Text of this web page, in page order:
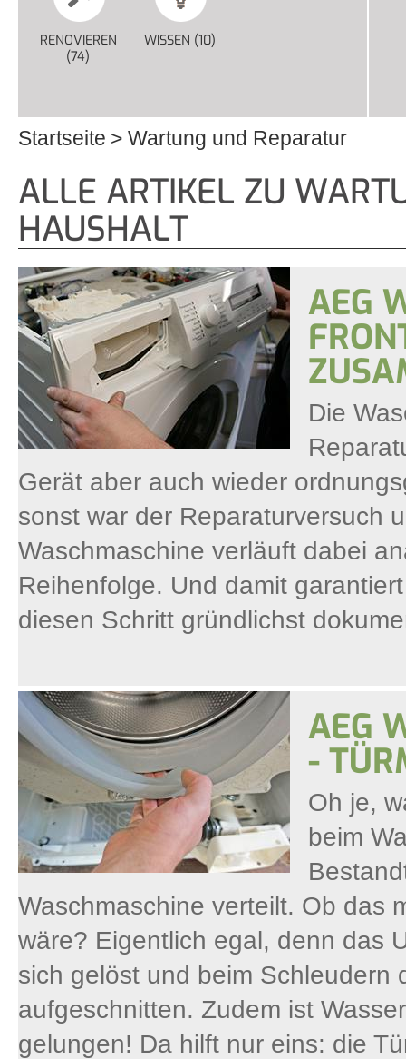
RENOVIEREN
(74)
WISSEN (10)
Startseite Wartung und Reparatur
ALLE ARTIKEL ZU
HAUSHALT
AEG
Die
Gerät aber auch wieder
sonst war der Reparaturversuch
Waschmaschine verläuft dabei
Reihenfolge. Und damit
diesen Schritt gründlichst
AEG
-
Oh je,
beim
Waschmaschine verteilt. Ob das
wäre? Eigentlich egal, denn das
sich gelöst und beim Schleudern
aufgeschnitten. Zudem ist
gelungen! Da hilft nur eins: die